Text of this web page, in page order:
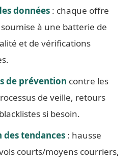
données : chaque offre
à une batterie de
et de vérifications
de prévention contre les
de veille, retours
si besoin.
des tendances : hausse
courts/moyens courriers,